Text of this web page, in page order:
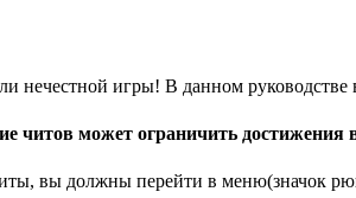
нечестной игры! В данном
читов может ограничить достижения
вы должны перейти в меню(значок